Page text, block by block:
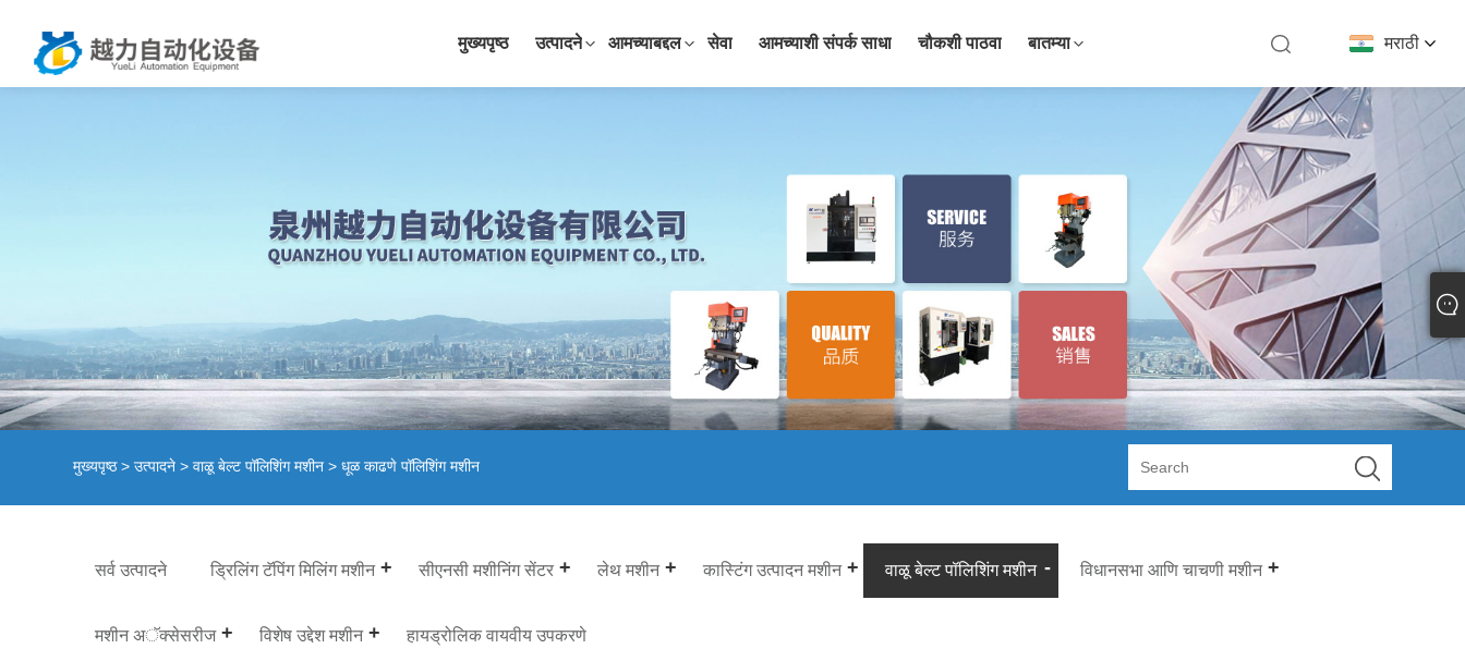
मराठी
मुख्यपृष्ठ उत्पादने आमच्याबद्दल सेवा आमच्याशी संपर्क साधा चौकशी पाठवा बातम्या
मुख्यपृष्ठ > उत्पादने >वाळू बेल्ट पॉलिशिंग मशीन > धूळ काढणे पॉलिशिंग मशीन
सर्व उत्पादने ड्रिलिंग टॅपिंग मिलिंग मशीन सीएनसी मशीनिंग सेंटर लेथ मशीन कास्टिंग उत्पादन मशीन वाळू बेल्ट पॉलिशिंग मशीन विधानसभा आणि चाचणी मशीन
मशीन अॅक्सेसरीज विशेष उद्देश मशीन हायड्रोलिक वायवीय उपकरणे